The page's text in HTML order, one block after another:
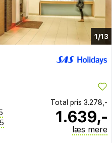
1/13
Total pris 3.278,-
1.639,-
læs mere